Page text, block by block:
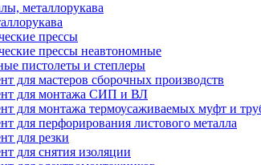
металлорукава
прессы
прессы неавтономные
пистолеты и степлеры
для мастеров сборочных производств
для монтажа СИП и ВЛ
для монтажа термоусаживаемых муфт и
для перфорирования листового металла
для резки
для снятия изоляции